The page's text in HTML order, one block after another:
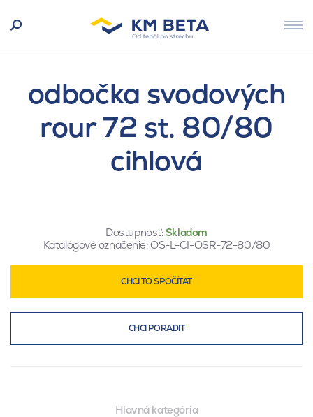
odbočka svodových
rour 72 st. 80/80
cihlová
Dostupnosť:Skladom
Katalógové označenie:OS-L-CI-OSR-72-80/80
CHCI TO SPOČÍTAT
CHCI PORADIT
Hlavná kategória